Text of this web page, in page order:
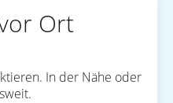
Ort
In der Nähe oder